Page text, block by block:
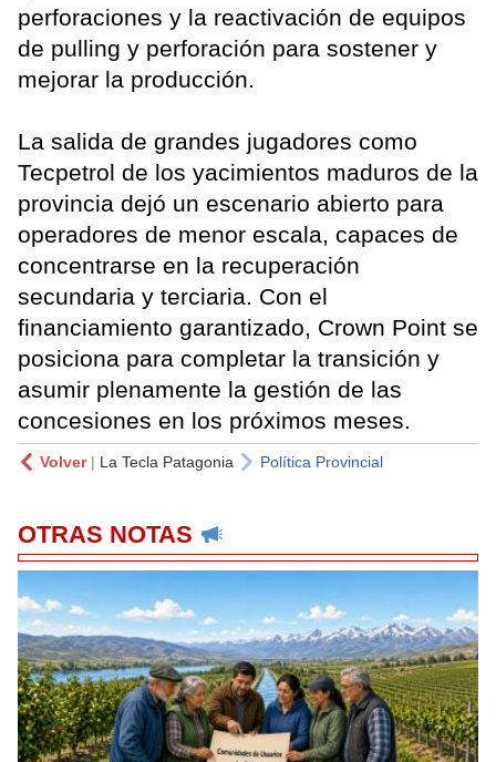
perforaciones y la reactivación de equipos
de pulling y perforación para sostener y
mejorar la producción.
La salida de grandes jugadores como
Tecpetrol de los yacimientos maduros de la
provincia dejó un escenario abierto para
operadores de menor escala, capaces de
concentrarse en la recuperación
secundaria y terciaria. Con el
financiamiento garantizado, Crown Point se
posiciona para completar la transición y
asumir plenamente la gestión de las
concesiones en los próximos meses.
Volver| La Tecla Patagonia Política Provincial
OTRAS NOTAS